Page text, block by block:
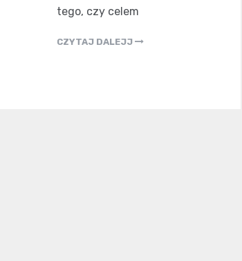
tego, czy celem
CZYTAJ DALEJJ